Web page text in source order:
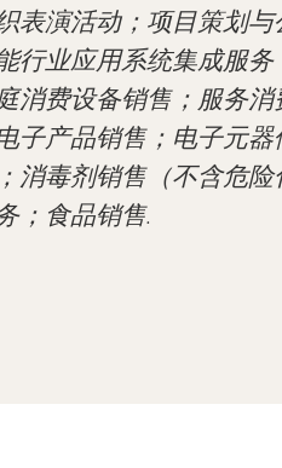
表演活动；项目策划
行业应用系统集成服
消费设备销售；服务
子产品销售；电子元
消毒剂销售（不含危
；食品销售.